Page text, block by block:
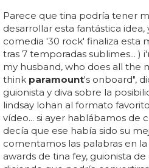
Parece que tina podría tener
desarrollar esta fantástica idea,
comedia '30 rock' finaliza esta
tras 7 temporadas sublimes...
my husband, who does all the
think paramount's onboard",
guionista y diva sobre la
lindsay lohan al formato
vídeo... si ayer hablábamos de
decía que ese había sido su
comentamos las palabras en
awards de tina fey, guionista